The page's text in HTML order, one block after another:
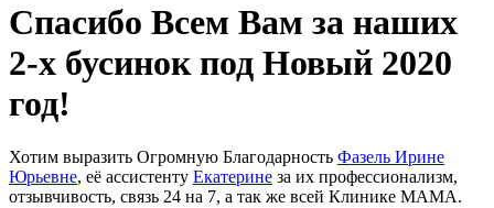
Спасибо Всем Вам за наших
2-х бусинок под Новый 2020
год!
Хотим выразить Огромную Благодарность Фазель Ирине
Юрьевне, её ассистенту Екатерине за их профессионализм,
отзывчивость, связь 24 на 7, а так же всей Клинике МАМА.